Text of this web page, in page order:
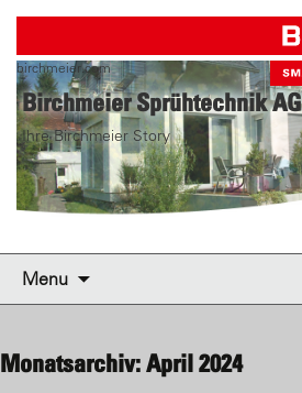
Birchmeier Sprühtechnik AG
Ihre Birchmeier Story
birchmeier.com
Menu
Monatsarchiv: April 2024